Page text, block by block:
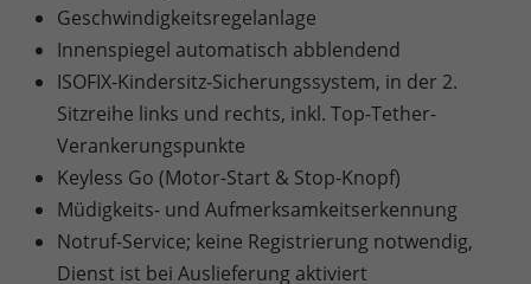
Geschwindigkeitsregelanlage
Innenspiegel automatisch abblendend
ISOFIX-Kindersitz-Sicherungssystem, in der 2.
Sitzreihe links und rechts, inkl. Top-Tether-
Verankerungspunkte
Keyless Go (Motor-Start & Stop-Knopf)
Müdigkeits- und Aufmerksamkeitserkennung
Notruf-Service; keine Registrierung notwendig,
Dienst ist bei Auslieferung aktiviert